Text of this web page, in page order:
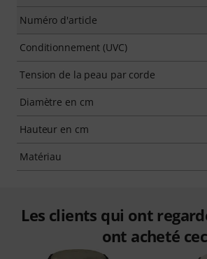
Numéro d'article
Conditionnement (UVC)
Tension de la peau par corde
Diamètre en cm
Hauteur en cm
Matériau
Les clients qui ont
ont acheté